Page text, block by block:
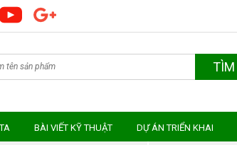
TÌM
BÀI VIẾT KỸ THUẬT DỰ ÁN TRIỂN KHAI